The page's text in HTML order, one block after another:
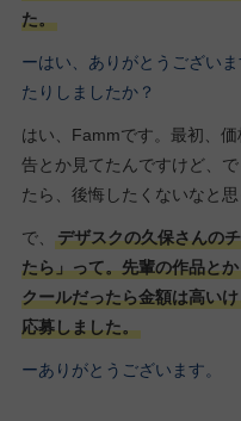
た。
ーはい、ありがとうござい
たりしましたか？
はい、Fammです。最初、
告とか見てたんですけど、
たら、後悔したくないなと思
で、
デザスクの久保さんの
たら」って。先輩の作品と
クールだったら金額は高い
応募しました。
ーありがとうございます。